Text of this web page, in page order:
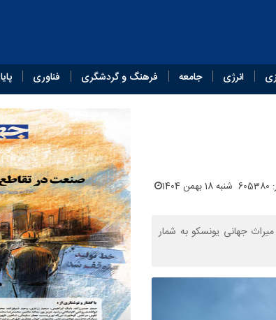
انرژی جامعه فرهنگ و گردشگری فناوری
شنبه 18 بهمن 1404
میراث جهانی یونسکو به شمار